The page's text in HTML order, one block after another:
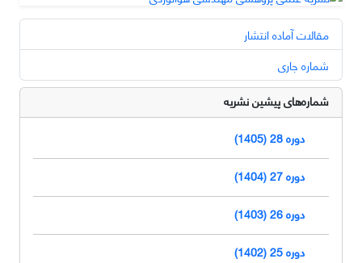
مقالات آماده انتشار
شماره جاری
شماره‌های پیشین نشریه
دوره 28 (1405)
دوره 27 (1404)
دوره 26 (1403)
دوره 25 (1402)